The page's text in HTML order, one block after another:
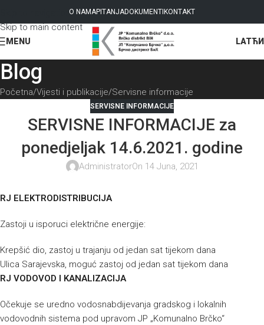
Skip to navigation
Skip to main content
O NAMAPITANJADOKUMENTI KONTAKT
MENU LAT
Blog
Početna Vijesti i publikacije Servisne informacije
SERVISNE INFORMACIJE
SERVISNE INFORMACIJE za
ponedjeljak 14.6.2021. godine
AdministratorOn 14 Juna, 2021
RJ ELEKTRODISTRIBUCIJA
Zastoji u isporuci električne energije:
Krepšić dio, zastoj u trajanju od jedan sat tijekom dana
Ulica Sarajevska, moguć zastoj od jedan sat tijekom dana
RJ VODOVOD I KANALIZACIJA
Očekuje se uredno vodosnabdijevanja gradskog i lokalnih
vodovodnih sistema pod upravom JP „Komunalno Brčko“